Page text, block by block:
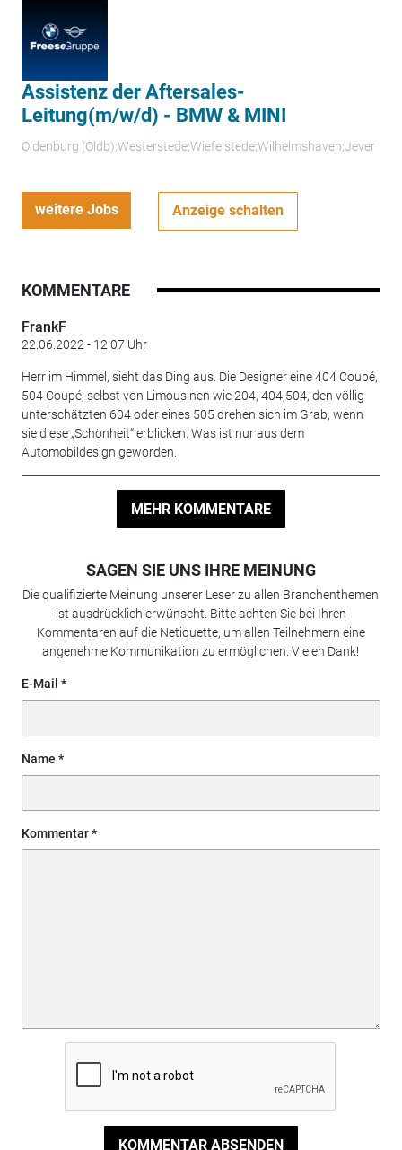
Assistenz der Aftersales-
Leitung(m/w/d) - BMW & MINI
Oldenburg (Oldb);Westerstede;Wiefelstede;Wilhelmshaven;Jever
weitere Jobs Anzeige schalten
KOMMENTARE
FrankF
22.06.2022 - 12:07 Uhr
Herr im Himmel, sieht das Ding aus. Die Designer eine 404 Coupé,
504 Coupé, selbst von Limousinen wie 204, 404,504, den völlig
unterschätzten 604 oder eines 505 drehen sich im Grab, wenn
sie diese „Schönheit“ erblicken. Was ist nur aus dem
Automobildesign geworden.
MEHR KOMMENTARE
SAGEN SIE UNS IHRE MEINUNG
Die qualifizierte Meinung unserer Leser zu allen Branchenthemen
ist ausdrücklich erwünscht. Bitte achten Sie bei Ihren
Kommentaren auf die Netiquette, um allen Teilnehmern eine
angenehme Kommunikation zu ermöglichen. Vielen Dank!
E-Mail
Name
Kommentar
KOMMENTAR ABSENDEN